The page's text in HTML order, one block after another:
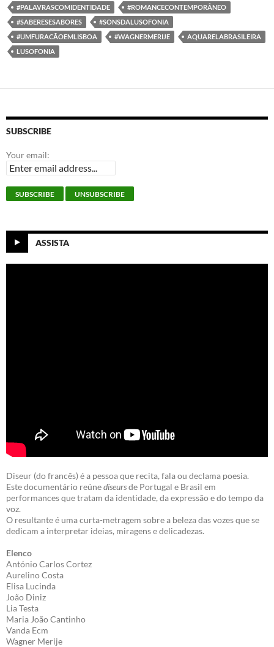
#PALAVRASCOMIDENTIDADE
#ROMANCECONTEMPORÂNEO
#SABERESESABORES
#SONSDALUSOFONIA
#UMFURACÃOEMLISBOA
#WAGNERMERIJE
AQUARELABRASILEIRA
LUSOFONIA
SUBSCRIBE
Your email:
ASSISTA
Diseur (do francês) é a pessoa que recita, fala ou declama poesia.
Este documentário reúnediseursde Portugal e Brasil em
performances que tratam da identidade, da expressão e do tempo da
voz.
O resultante é uma curta-metragem sobre a beleza das vozes que se
dedicam a interpretar ideias, miragens e delicadezas.
Elenco
António Carlos Cortez
Aurelino Costa
Elisa Lucinda
João Diniz
Lia Testa
Maria João Cantinho
Vanda Ecm
Wagner Merije